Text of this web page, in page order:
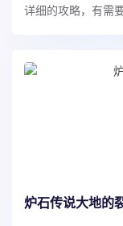
详细的攻略，有需
炉石传说大地的